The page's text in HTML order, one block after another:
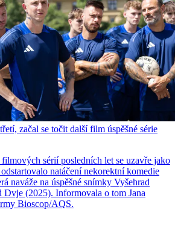
začal se točit další film úspěšné série
filmových sérií posledních let se uzavře jako
natáčení nekorektní komedie
naváže na úspěšné snímky Vyšehrad
Dvje (2025). Informovala o tom Jana
Bioscop/AQS.